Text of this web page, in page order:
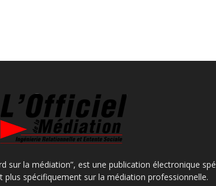
sur la médiation”, est une publication électronique
plus spécifiquement sur la médiation professionnelle.